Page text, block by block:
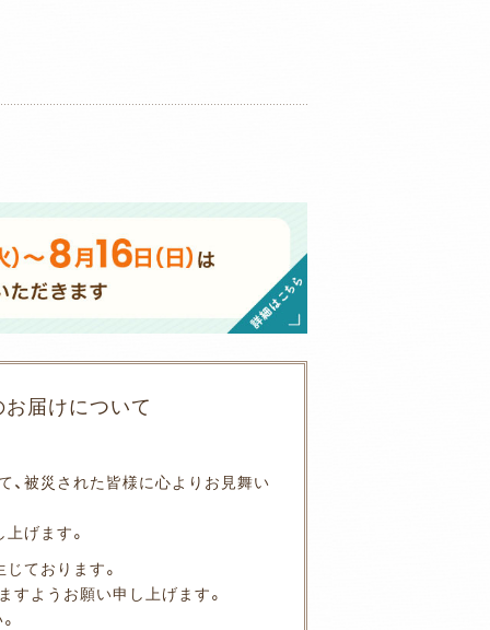
届けについて
、被災された皆様に心よりお見舞い
げます。
ております。
すようお願い申し上げます。